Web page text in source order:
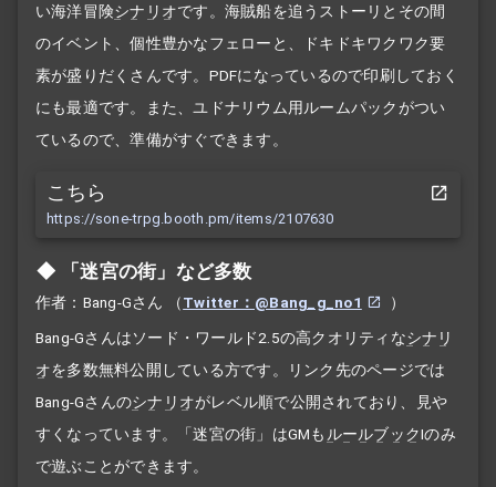
い海洋冒険シナリオです。海賊船を追うストーリとその間
のイベント、個性豊かなフェローと、ドキドキワクワク要
素が盛りだくさんです。PDFになっているので印刷しておく
にも最適です。また、ユドナリウム用ルームパックがつい
ているので、準備がすぐできます。
こちら
https://sone-trpg.booth.pm/items/2107630
「迷宮の街」など多数
作者：Bang-Gさん （Twitter：@Bang_g_no1
）
Bang-Gさんはソード・ワールド2.5の高クオリティなシナリ
オを多数無料公開している方です。リンク先のページでは
Bang-Gさんのシナリオがレベル順で公開されており、見や
すくなっています。「迷宮の街」はGMも ルールブックIのみ
で遊ぶことができます。